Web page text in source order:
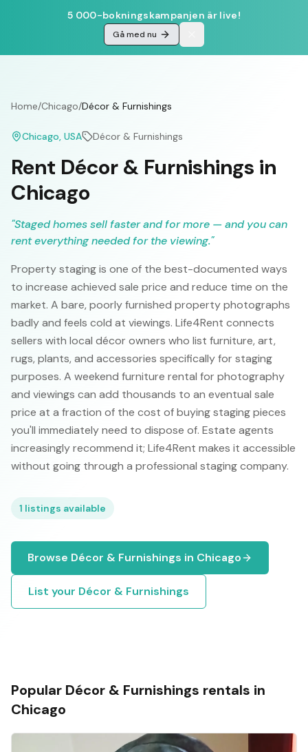
5 000-bokningskampanjen är live!
Gå med nu
Home/Chicago/Décor & Furnishings
Chicago, USA Décor & Furnishings
Rent Décor & Furnishings in
Chicago
"Staged homes sell faster and for more — and you can
rent everything needed for the viewing."
Property staging is one of the best-documented ways
to increase achieved sale price and reduce time on the
market. A bare, poorly furnished property photographs
badly and feels cold at viewings. Life4Rent connects
sellers with local décor owners who list furniture, art,
rugs, plants, and accessories specifically for staging
purposes. A weekend furniture rental for photography
and viewings can add thousands to an eventual sale
price at a fraction of the cost of buying staging pieces
you'll immediately need to dispose of. Estate agents
increasingly recommend it; Life4Rent makes it accessible
without going through a professional staging company.
1 listings available
Browse Décor & Furnishings in Chicago
List your Décor & Furnishings
Popular Décor & Furnishings rentals in
Chicago